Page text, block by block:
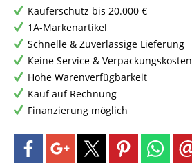
Käuferschutz bis 20.000 €
1A-Markenartikel
Schnelle & Zuverlässige Lieferung
Keine Service & Verpackungskosten
Hohe Warenverfügbarkeit
Kauf auf Rechnung
Finanzierung möglich